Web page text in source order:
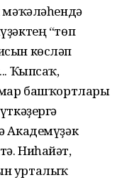
мәҡәләһендә
“төп
көсләп
Ҡыпсаҡ,
башҡортлары
Академүҙәк
Ниһайәт,
урталыҡ